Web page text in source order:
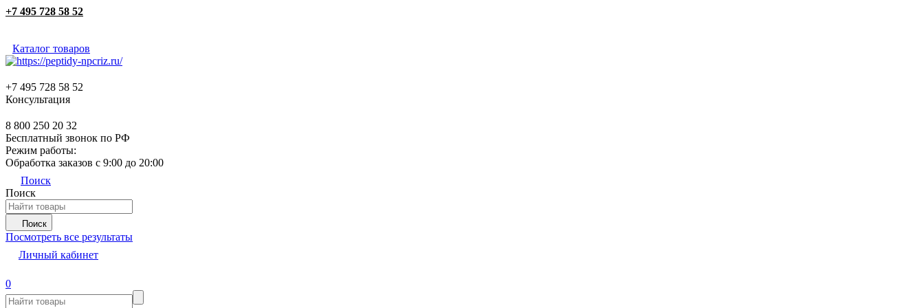
+7 495 728 58 52
Каталог товаров
+7 495 728 58 52
Консультация
8 800 250 20 32
Бесплатный звонок по РФ
Режим работы:
Обработка заказов с 9:00 до 20:00
Поиск
Поиск
Поиск
Посмотреть все результаты
Личный кабинет
0